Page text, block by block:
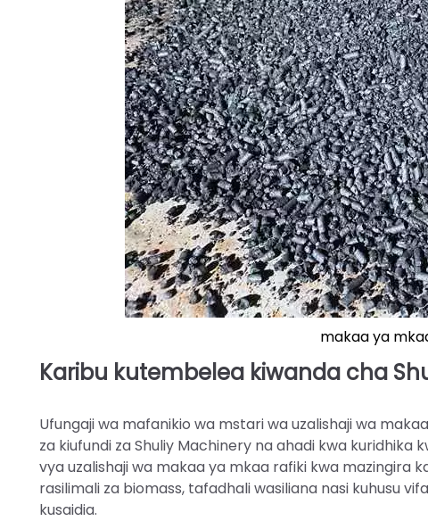
makaa ya
Karibu kutembelea kiwanda cha
Ufungaji wa mafanikio wa mstari wa uzalishaji wa
za kiufundi za Shuliy Machinery na ahadi kwa
vya uzalishaji wa makaa ya mkaa rafiki kwa mazingira
rasilimali za biomass, tafadhali wasiliana nasi kuhusu
kusaidia.